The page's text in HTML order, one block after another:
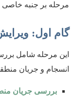
مرحله بر جنبه خاصی
گام اول:
این مرحله شامل
انسجام و جریان
بررسی جریان